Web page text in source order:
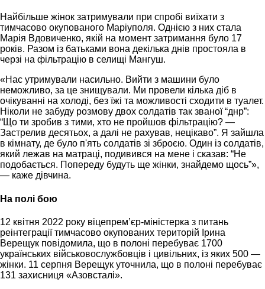
Найбільше жінок затримували при спробі виїхати з
тимчасово окупованого Маріуполя. Однією з них стала
Марія Вдовиченко, якій на момент затримання було 17
років. Разом із батьками вона декілька днів простояла в
черзі на фільтрацію в селищі Мангуш.
«Нас утримували насильно. Вийти з машини було
неможливо, за це знищували. Ми провели кілька діб в
очікуванні на холоді, без їжі та можливості сходити в туалет.
Ніколи не забуду розмову двох солдатів так званої “днр”:
“Що ти зробив з тими, хто не пройшов фільтрацію? —
Застрелив десятьох, а далі не рахував, нецікаво”. Я зайшла
в кімнату, де було п'ять солдатів зі зброєю. Один із солдатів,
який лежав на матраці, подивився на мене і сказав: “Не
подобається. Попереду будуть ще жінки, знайдемо щось”»,
— каже дівчина.
На полі бою
12 квітня 2022 року віцепрем’єр-міністерка з питань
реінтеграції тимчасово окупованих територій Ірина
Верещук повідомила, що в полоні перебуває 1700
українських військовослужбовців і цивільних, із яких 500 —
жінки. 11 серпня Верещук уточнила, що в полоні перебуває
131 захисниця «Азовсталі».